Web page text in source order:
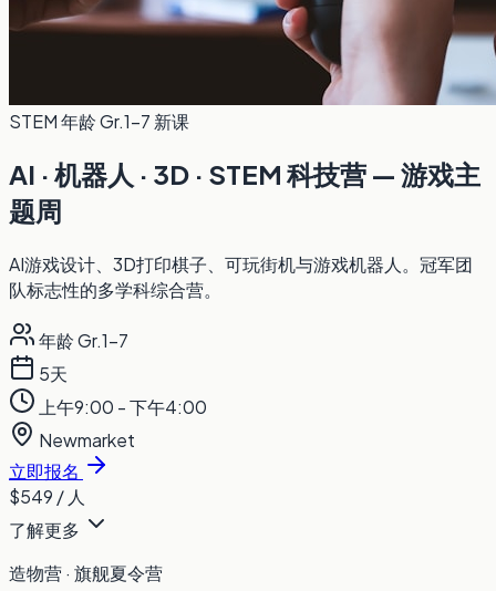
STEM年龄 Gr.1-7 新课
AI · 机器人 · 3D · STEM 科技营 — 游戏主
题周
AI游戏设计、3D打印棋子、可玩街机与游戏机器人。冠军团
队标志性的多学科综合营。
年龄 Gr.1-7
5天
上午9:00 - 下午4:00
Newmarket
立即报名
$549 / 人
了解更多
造物营 · 旗舰夏令营